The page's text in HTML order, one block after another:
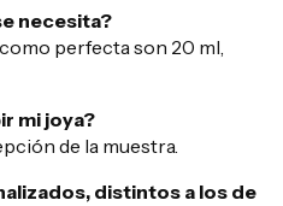
necesita?
perfecta son 20 ml,
mi joya?
de la muestra.
distintos a los de